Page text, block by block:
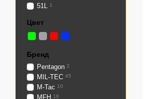
51L 1
Цвет
Бренд
Pentagon 2
MIL-TEC 45
M-Tac 10
MFH 18